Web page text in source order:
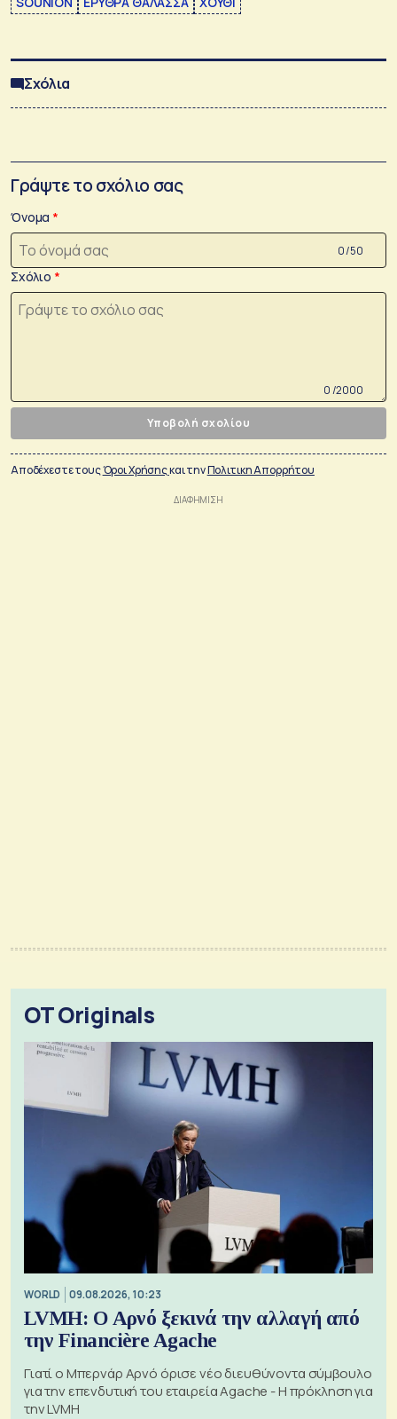
Σχόλια
Γράψτε το σχόλιο σας
Όνομα
0 /50
Σχόλιο
0 /2000
Υποβολή σχολίου
Αποδέχεστε τουςΌροι Χρήσηςκαι τηνΠολιτικη Απορρήτου
OT Originals
WORLD 09.08.2026, 10:23
LVMH: Ο Αρνό ξεκινά την αλλαγή από
την Financière Agache
Γιατί ο Μπερνάρ Αρνό όρισε νέο διευθύνοντα σύμβουλο
για την επενδυτική του εταιρεία Agache - Η πρόκληση για
την LVMH